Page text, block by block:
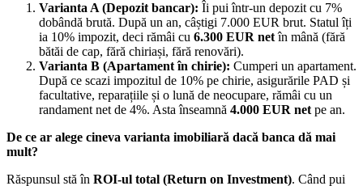
Varianta A (Depozit bancar): Îi pui într-un depozit cu 7%
dobândă brută. După un an, câștigi 7.000 EUR brut. Statul îți
ia 10% impozit, deci rămâi cu 6.300 EUR netîn mână (fără
bătăi de cap, fără chiriași, fără renovări).
Varianta B (Apartament în chirie): Cumperi un apartament.
După ce scazi impozitul de 10% pe chirie, asigurările PAD și
facultative, reparațiile și o lună de neocupare, rămâi cu un
randament net de 4%. Asta înseamnă 4.000 EUR net pe an.
De ce ar alege cineva varianta imobiliară dacă banca dă mai
mult?
Răspunsul stă în ROI-ul total (Return on Investment). Când pui